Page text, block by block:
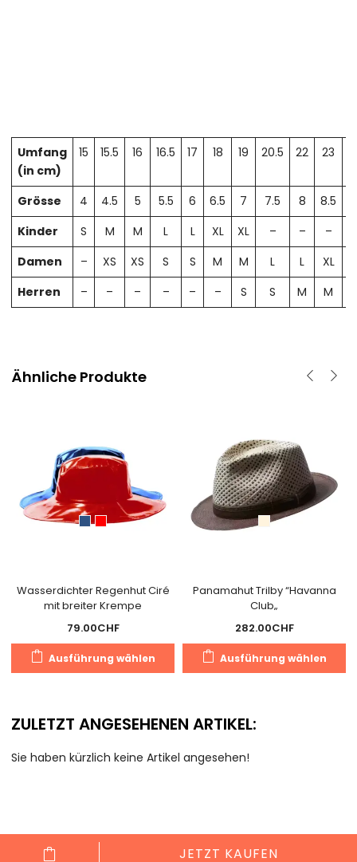
JETZT KAUFEN
Umfang
(in cm)
15 15.5 16 16.5 17 18 19 20.5 22 23
Grösse 4 4.5 5 5.5 6 6.5 7 7.5 8 8.5
Kinder
S M M L L XL XL – – –
Damen
– XS XS S S M M L L XL
Herren
– – – – – – S S M M
Ähnliche Produkte
Wasserdichter Regenhut Ciré
mit breiter Krempe
79.00CHF
Ausführung wählen
Dieses
Produkt
Varianten
Die
der
Produktseite
Panamahut Trilby “Havanna
Club„
282.00CHF
Ausführung wählen
ZULETZT ANGESEHENEN ARTIKEL:
Sie haben kürzlich keine Artikel angesehen!